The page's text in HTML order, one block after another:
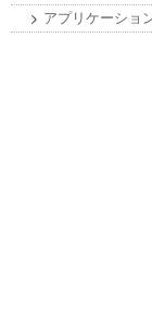
アプリケーショ